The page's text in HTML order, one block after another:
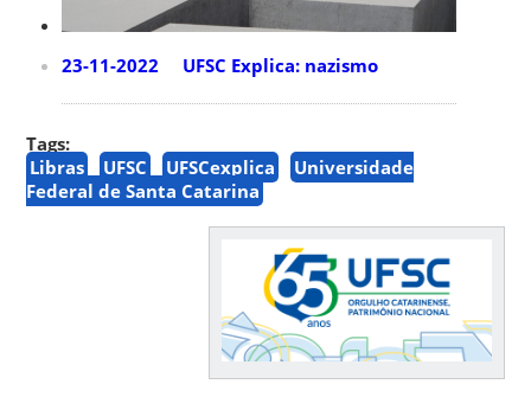
23-11-2022 UFSC Explica: nazismo
Tags:
Libras
UFSC UFSCexplica
Universidade
Federal de Santa Catarina